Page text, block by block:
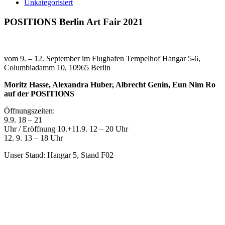
Unkategorisiert
POSITIONS Berlin Art Fair 2021
vom 9. – 12. September im Flughafen Tempelhof Hangar 5-6,
Columbiadamm 10, 10965 Berlin
Moritz Hasse, Alexandra Huber, Albrecht Genin, Eun Nim Ro
auf der POSITIONS
Öffnungszeiten:
9.9. 18 – 21
Uhr / Eröffnung 10.+11.9. 12 – 20 Uhr
12. 9. 13 – 18 Uhr
Unser Stand: Hangar 5, Stand F02